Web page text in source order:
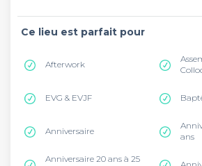
Ce lieu est parfait pour
Afterwork
EVG & EVJF
Anniversaire
ans
Anniversaire 20 ans à 25